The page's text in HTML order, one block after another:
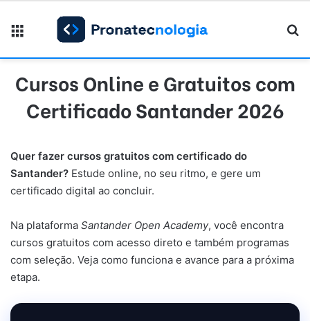
Cursos Online e Gratuitos com
Certificado Santander 2026
Quer fazer cursos gratuitos com certificado do
Santander? Estude online, no seu ritmo, e gere um
certificado digital ao concluir.
Na plataforma Santander Open Academy, você encontra
cursos gratuitos com acesso direto e também programas
com seleção. Veja como funciona e avance para a próxima
etapa.